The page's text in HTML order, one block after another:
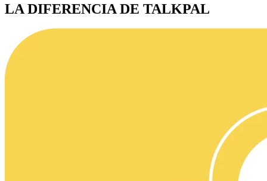
LA DIFERENCIA DE TALKPAL